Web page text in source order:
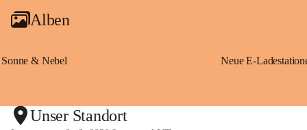
Alben
Sonne & Nebel
Unser Standort